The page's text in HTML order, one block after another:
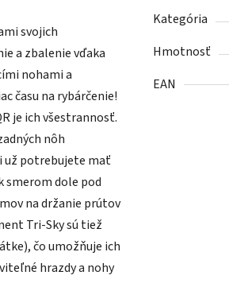
svojich
a zbalenie vďaka
nohami a
času na rybárčenie!
je ich všestrannosť.
nôh
už potrebujete mať
smerom dole pod
na držanie prútov
Tri-Sky sú tiež
čo umožňuje ich
hrazdy a nohy
Kategória
Hmotnosť
EAN